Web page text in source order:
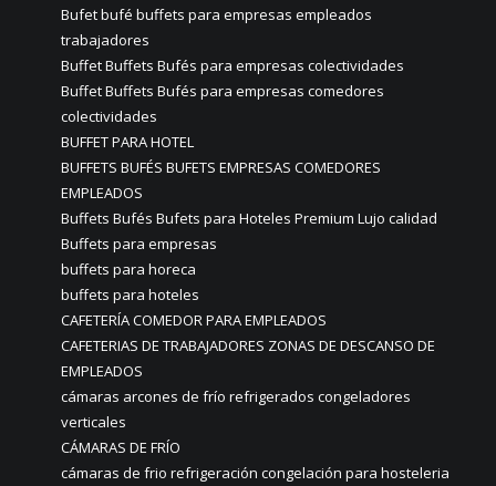
Bufet bufé buffets para empresas empleados
trabajadores
Buffet Buffets Bufés para empresas colectividades
Buffet Buffets Bufés para empresas comedores
colectividades
BUFFET PARA HOTEL
BUFFETS BUFÉS BUFETS EMPRESAS COMEDORES
EMPLEADOS
Buffets Bufés Bufets para Hoteles Premium Lujo calidad
Buffets para empresas
buffets para horeca
buffets para hoteles
CAFETERÍA COMEDOR PARA EMPLEADOS
CAFETERIAS DE TRABAJADORES ZONAS DE DESCANSO DE
EMPLEADOS
cámaras arcones de frío refrigerados congeladores
verticales
CÁMARAS DE FRÍO
cámaras de frio refrigeración congelación para hosteleria